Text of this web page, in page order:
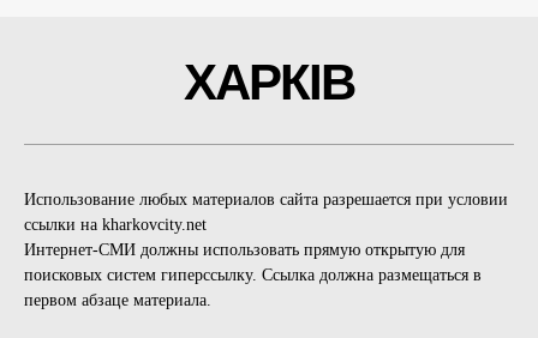
ХАРКІВ
Использование любых материалов сайта разрешается при условии
ссылки на kharkovcity.net
Интернет-СМИ должны использовать прямую открытую для
поисковых систем гиперссылку. Ссылка должна размещаться в
первом абзаце материала.